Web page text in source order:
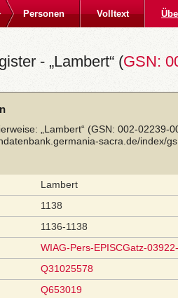
Personen Volltext
- „Lambert“ (GSN:
„Lambert“ (GSN: 002-02239-
sacra.de/index/
Lambert
1138
1136-1138
WIAG-Pers-EPISCGatz-
Q31025578
Q653019